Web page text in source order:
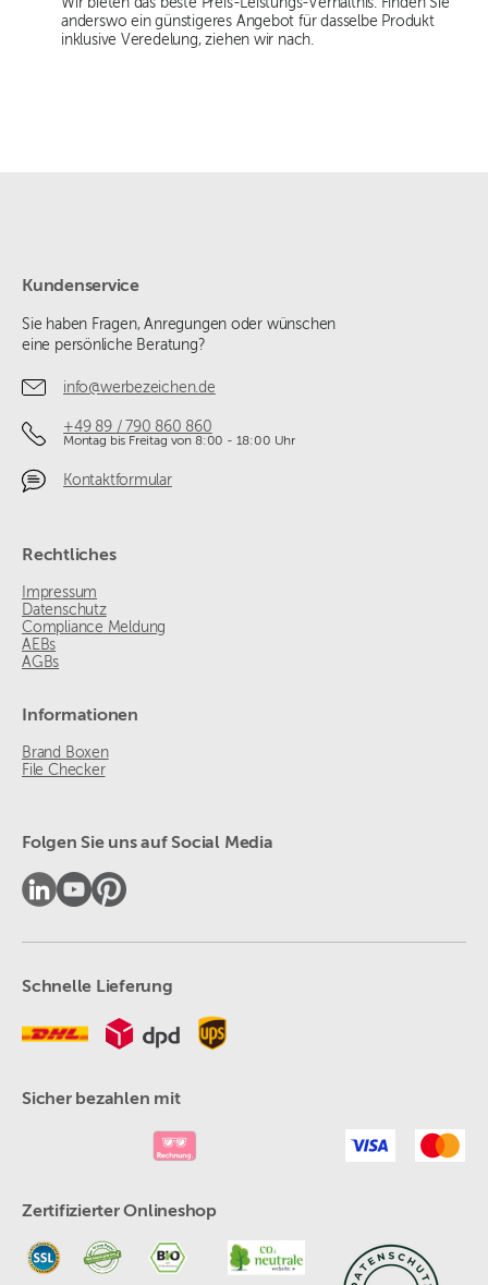
Wir bieten das beste Preis-Leistungs-Verhältnis. Finden Sie
anderswo ein günstigeres Angebot für dasselbe Produkt
inklusive Veredelung, ziehen wir nach.
Kundenservice
Sie haben Fragen, Anregungen oder wünschen
eine persönliche Beratung?
info@werbezeichen.de
+49 89 / 790 860 860
Montag bis Freitag von 8:00 - 18:00 Uhr
Kontaktformular
Rechtliches
Impressum
Datenschutz
Compliance Meldung
AEBs
AGBs
Informationen
Brand Boxen
File Checker
Folgen Sie uns auf Social Media
Schnelle Lieferung
Sicher bezahlen mit
Zertifizierter Onlineshop